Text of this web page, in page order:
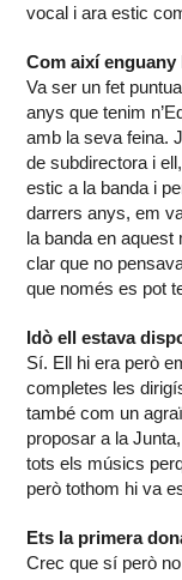
vocal i ara estic
Com així
Va ser un fet
anys que tenim
amb la seva feina.
de subdirectora i
estic a la banda i
darrers anys, em
la banda en
clar que no
que només es pot
Idò ell estava
Sí. Ell hi era però
completes les
també com un
proposar a la
tots els músics
però tothom hi va
Ets la primera
Crec que sí però